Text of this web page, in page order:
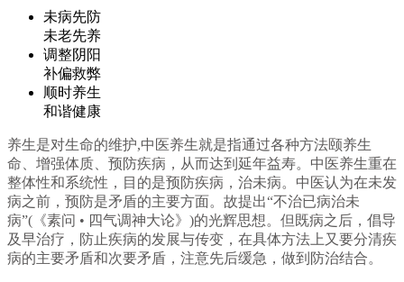
未病先防
未老先养
调整阴阳
补偏救弊
顺时养生
和谐健康
养生是对生命的维护,中医养生就是指通过各种方法颐养生
命、增强体质、预防疾病，从而达到延年益寿。中医养生重在
整体性和系统性，目的是预防疾病，治未病。中医认为在未发
病之前，预防是矛盾的主要方面。故提出“不治已病治未
病”(《素问 • 四气调神大论》)的光辉思想。但既病之后，倡导
及早治疗，防止疾病的发展与传变，在具体方法上又要分清疾
病的主要矛盾和次要矛盾，注意先后缓急，做到防治结合。